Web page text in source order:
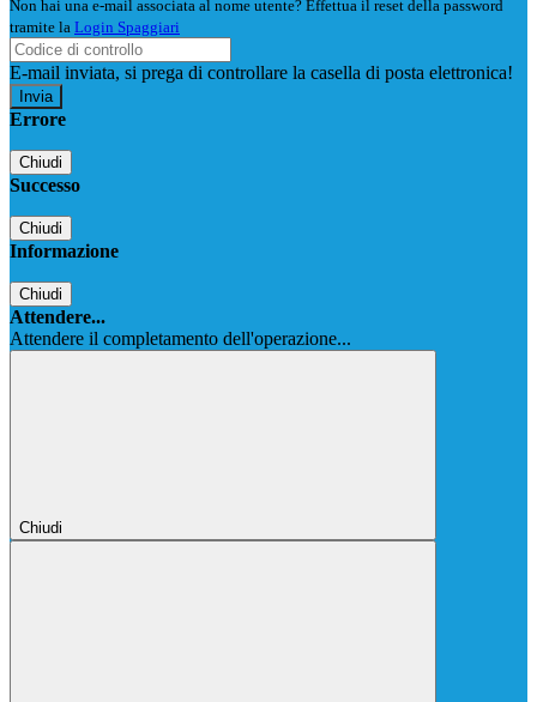
Non hai una e-mail associata al nome utente? Effettua il reset della password
tramite la Login Spaggiari
E-mail inviata, si prega di controllare la casella di posta elettronica!
Errore
Chiudi
Successo
Chiudi
Informazione
Chiudi
Attendere...
Attendere il completamento dell'operazione...
Chiudi